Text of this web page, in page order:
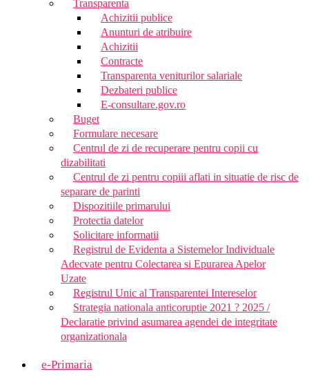
Transparenta
Achizitii publice
Anunturi de atribuire
Achizitii
Contracte
Transparenta veniturilor salariale
Dezbateri publice
E-consultare.gov.ro
Buget
Formulare necesare
Centrul de zi de recuperare pentru copii cu
dizabilitati
Centrul de zi pentru copiii aflati in situatie de risc de
separare de parinti
Dispozitiile primarului
Protectia datelor
Solicitare informatii
Registrul de Evidenta a Sistemelor Individuale
Adecvate pentru Colectarea si Epurarea Apelor
Uzate
Registrul Unic al Transparentei Intereselor
Strategia nationala anticoruptie 2021 ? 2025 /
Declaratie privind asumarea agendei de integritate
organizationala
e-Primaria